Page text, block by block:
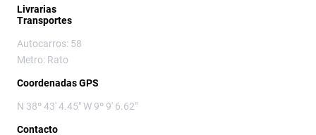
Livrarias
Transportes
Autocarros: 58
Metro: Rato
Coordenadas GPS
N 38º 43' 4.45" W 9º 9' 6.62"
Contacto